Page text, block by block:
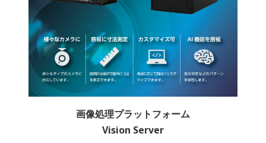
画像処理プラットフォーム
Vision Server